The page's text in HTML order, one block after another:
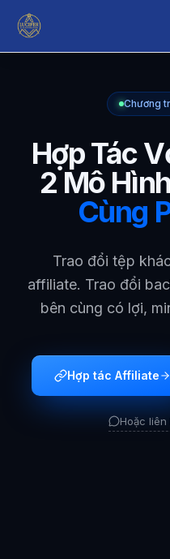
Chương
Hợp Tác
2 Mô
Cùng
Trao đổi tệp
affiliate. Trao đổi
bên cùng có lợi,
Hợp tác Affiliate
Hoặc